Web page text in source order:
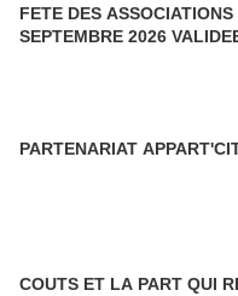
FETE DES ASSOCIATIONS
SEPTEMBRE 2026
PARTENARIAT
COUTS ET LA PART QUI